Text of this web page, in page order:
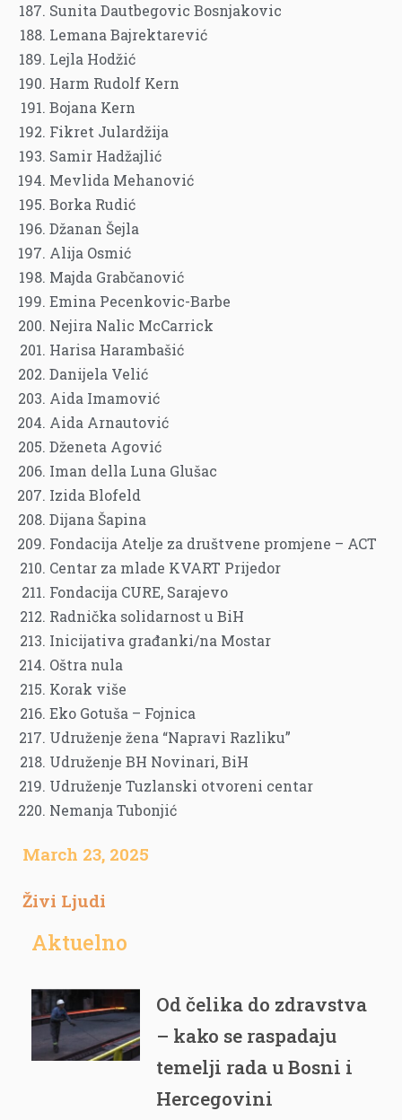
Sunita Dautbegovic Bosnjakovic
Lemana Bajrektarević
Lejla Hodžić
Harm Rudolf Kern
Bojana Kern
Fikret Julardžija
Samir Hadžajlić
Mevlida Mehanović
Borka Rudić
Džanan Šejla
Alija Osmić
Majda Grabčanović
Emina Pecenkovic-Barbe
Nejira Nalic McCarrick
Harisa Harambašić
Danijela Velić
Aida Imamović
Aida Arnautović
Dženeta Agović
Iman della Luna Glušac
Izida Blofeld
Dijana Šapina
Fondacija Atelje za društvene promjene – ACT
Centar za mlade KVART Prijedor
Fondacija CURE, Sarajevo
Radnička solidarnost u BiH
Inicijativa građanki/na Mostar
Oštra nula
Korak više
Eko Gotuša – Fojnica
Udruženje žena “Napravi Razliku”
Udruženje BH Novinari, BiH
Udruženje Tuzlanski otvoreni centar
Nemanja Tubonjić
March 23, 2025
Živi Ljudi
Aktuelno
Od čelika do zdravstva
– kako se raspadaju
temelji rada u Bosni i
Hercegovini